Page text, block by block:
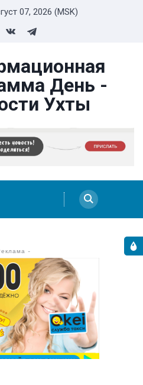
07, 2026 (MSK)
День -
Ухты
-